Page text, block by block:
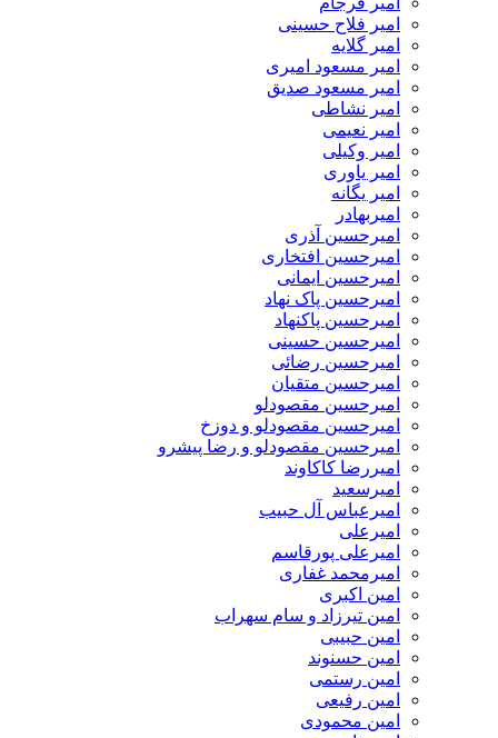
امیر فلاح حسینی
امیر گلایه
امیر مسعود امیری
امیر مسعود صدیق
امیر نشاطی
امیر نعیمی
امیر وکیلی
امیر یاوری
امیر یگانه
امیربهادر
امیرحسین آذری
امیرحسین افتخاری
امیرحسین ایمانی
امیرحسین پاک نهاد
امیرحسین پاکنهاد
امیرحسین حسینی
امیرحسین رضائی
امیرحسین متقیان
امیرحسین مقصودلو
امیرحسین مقصودلو و دوزخ
امیرحسین مقصودلو و رضا پیشرو
امیررضا کاکاوند
امیرسعید
امیرعباس آل حبیب
امیرعلی
امیرعلی پورقاسم
امیرمحمد غفاری
امین اکبری
امین تیرزاد و سام سهراب
امین حبیبی
امین حسنوند
امین رستمی
امین رفیعی
امین محمودی